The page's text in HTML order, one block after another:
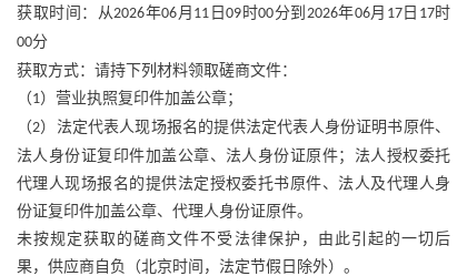
获取时间：从2026年06月 11 日 09 时00分到 2026年06月 17日 17时
00分
获取方式：请持下列材料领取磋商文件：
（1）营业执照复印件加盖公章；
（2）法定代表人现场报名的提供法定代表人身份证明书原件、
法人身份证复印件加盖公章、法人身份证原件；法人授权委托
代理人现场报名的提供法定授权委托书原件、法人及代理人身
份证复印件加盖公章、代理人身份证原件。
未按规定获取的磋商文件不受法律保护，由此引起的一切后
果，供应商自负（北京时间，法定节假日除外）。